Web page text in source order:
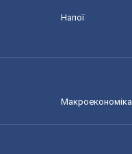
Напої
Макроекономіка